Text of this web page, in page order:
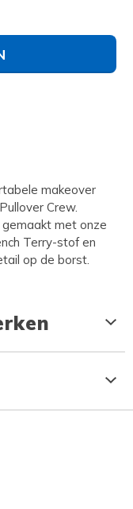
makeover
Crew.
met onze
Terry-stof en
op de borst.